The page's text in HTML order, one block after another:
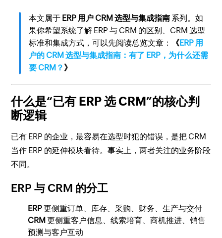
本文属于 ERP 用户 CRM 选型与集成指南 系列。如
果你希望系统了解 ERP 与 CRM 的区别、CRM 选型
标准和集成方式，可以先阅读总览文章：
《ERP 用
户的 CRM 选型与集成指南：有了 ERP，为什么还需
要 CRM？ 》
什么是“已有 ERP 选 CRM”的核心判
断逻辑
已有 ERP 的企业，最容易在选型时犯的错误，是把 CRM
当作 ERP 的延伸模块看待。事实上，两者关注的业务阶段
不同。
ERP 与 CRM 的分工
ERP更侧重订单、库存、采购、财务、生产与交付
CRM 更侧重客户信息、线索培育、商机推进、销售
预测与客户互动